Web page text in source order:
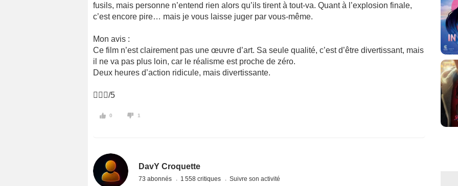
fusils, mais personne n’entend rien alors qu’ils tirent à tout-va. Quant à l’explosion finale,
c’est encore pire… mais je vous laisse juger par vous-même.
Mon avis :
Ce film n’est clairement pas une œuvre d’art. Sa seule qualité, c’est d’être divertissant, mais
il ne va pas plus loin, car le réalisme est proche de zéro.
Deux heures d’action ridicule, mais divertissante.
/5
0 1
DavY Croquette
73 abonnés 1 558 critiques Suivre son activité